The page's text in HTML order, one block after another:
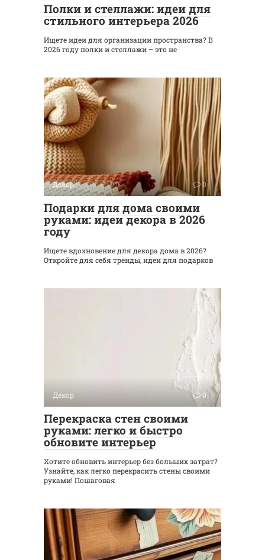
Полки и стеллажи: идеи для
стильного интерьера 2026
Ищете идеи для организации пространства? В
2026 году полки и стеллажи – это не
Декор 0
Подарки для дома своими
руками: идеи декора в 2026
году
Ищете вдохновение для декора дома в 2026?
Откройте для себя тренды, идеи для подарков
Декор 0
Перекраска стен своими
руками: легко и быстро
обновите интерьер
Хотите обновить интерьер без больших затрат?
Узнайте, как легко перекрасить стены своими
руками! Пошаговая